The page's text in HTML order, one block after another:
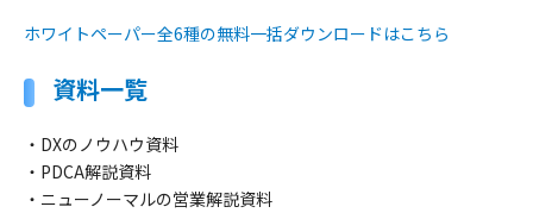
ホワイトペーパー全6種の無料一括ダウンロードはこちら
資料一覧
・DXのノウハウ資料
・PDCA解説資料
・ニューノーマルの営業解説資料